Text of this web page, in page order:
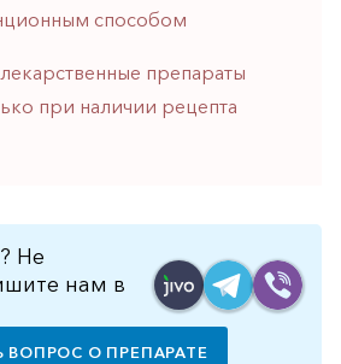
способом
препараты
при наличии рецепта
Не
нам в
ВОПРОС О ПРЕПАРАТЕ